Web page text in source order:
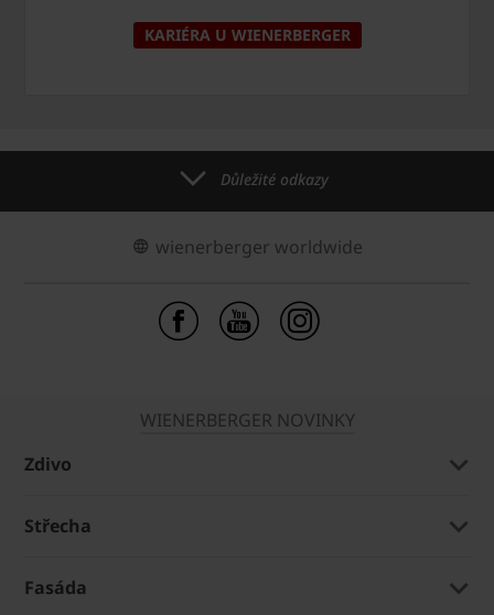
KARIÉRA U WIENERBERGER
Důležité odkazy
wienerberger worldwide
WIENERBERGER NOVINKY
Zdivo
Střecha
Fasáda